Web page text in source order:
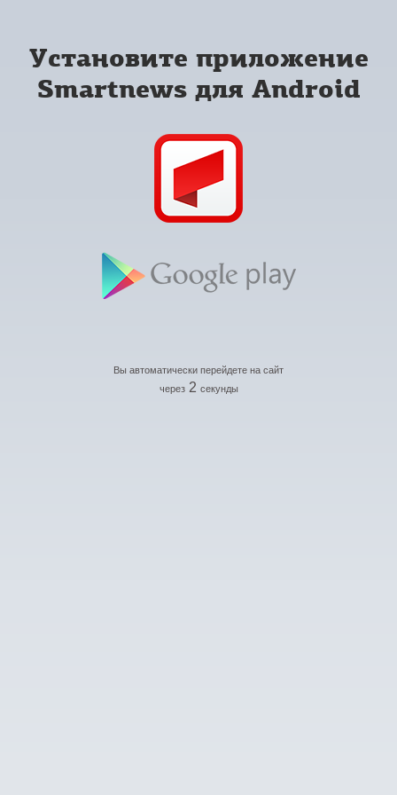
Установите приложение
Smartnews для Android
Вы автоматически перейдете на сайт
через 2 секунды